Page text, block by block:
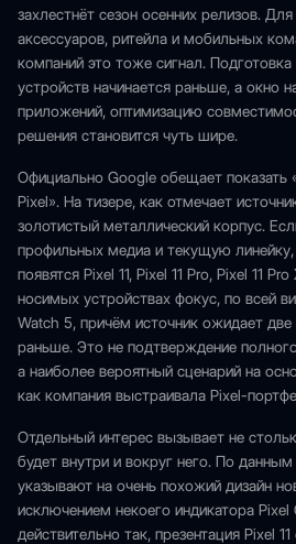
захлестнёт сезон осенних релизов.
аксессуаров, ритейла и мобильных
компаний это тоже сигнал.
устройств начинается раньше, а окно
приложений, оптимизацию
решения становится чуть шире.
Официально Google обещает
Pixel». На тизере, как отмечает
золотистый металлический корпус.
профильных медиа и текущую линейку,
появятся Pixel 11, Pixel 11 Pro, Pixel 11
носимых устройствах фокус, по всей
Watch 5, причём источник ожидает
раньше. Это не подтверждение
а наиболее вероятный сценарий на
как компания выстраивала Pixel-
Отдельный интерес вызывает не
будет внутри и вокруг него. По
указывают на очень похожий дизайн
исключением некоего индикатора Pixel
действительно так, презентация Pixel